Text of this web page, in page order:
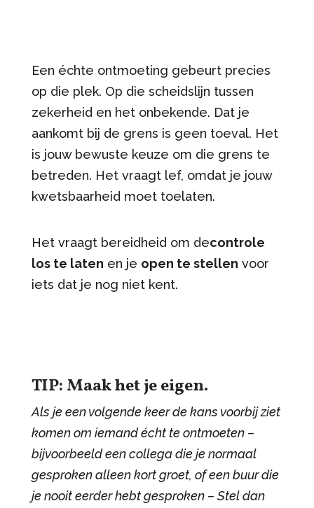
Een échte ontmoeting gebeurt precies
op die plek. Op die scheidslijn tussen
zekerheid en het onbekende. Dat je
aankomt bij de grens is geen toeval. Het
is jouw bewuste keuze om die grens te
betreden. Het vraagt lef, omdat je jouw
kwetsbaarheid moet toelaten.
Het vraagt bereidheid om decontrole
los te laten en je open te stellen voor
iets dat je nog niet kent.
TIP: Maak het je eigen.
Als je een volgende keer de kans voorbij ziet
komen om iemand écht te ontmoeten –
bijvoorbeeld een collega die je normaal
gesproken alleen kort groet, of een buur die
je nooit eerder hebt gesproken – Stel dan